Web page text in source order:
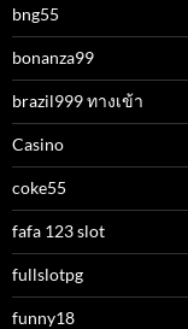
bng55
bonanza99
brazil999 ทางเข้า
Casino
coke55
fafa 123 slot
fullslotpg
funny18